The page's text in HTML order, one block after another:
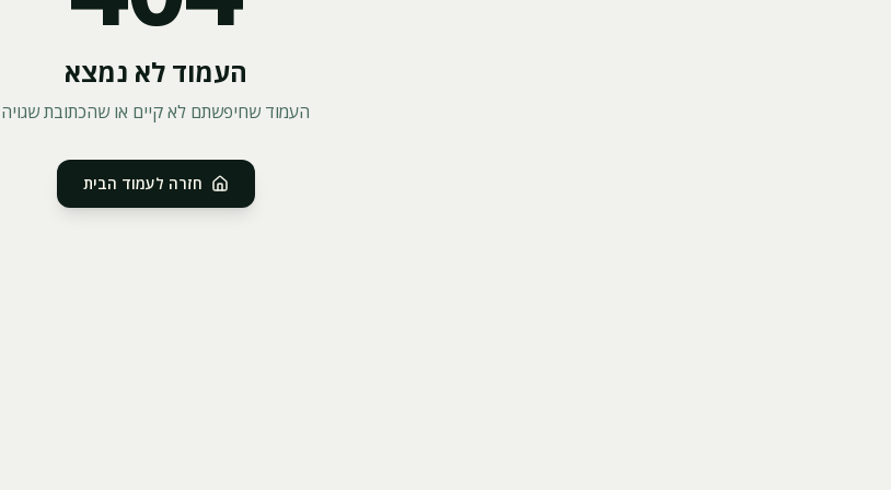
העמוד לא נמצא
העמוד שחיפשתם לא קיים או שהכתובת שגויה
חזרה לעמוד הבית